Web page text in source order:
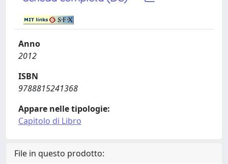
Anno
2012
ISBN
9788815241368
Appare nelle tipologie:
Capitolo di Libro
File in questo prodotto: